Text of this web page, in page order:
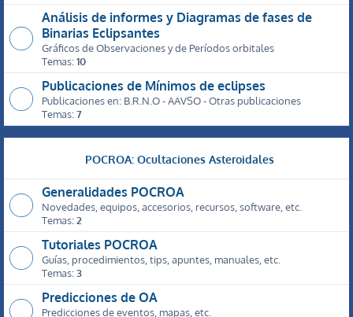
Análisis de informes y Diagramas de fases de
Binarias Eclipsantes
Gráficos de Observaciones y de Períodos orbitales
Temas:10
Publicaciones de Mínimos de eclipses
Publicaciones en: B.R.N.O - AAVSO - Otras publicaciones
Temas:7
POCROA: Ocultaciones Asteroidales
Generalidades POCROA
Novedades, equipos, accesorios, recursos, software, etc.
Temas:2
Tutoriales POCROA
Guías, procedimientos, tips, apuntes, manuales, etc.
Temas:3
Predicciones de OA
Predicciones de eventos, mapas, etc.